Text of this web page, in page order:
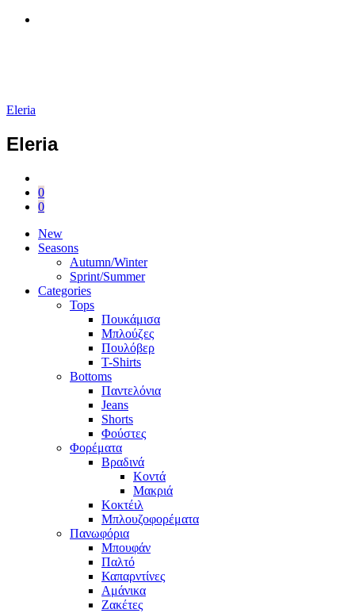
Eleria
Eleria
0
0
New
Seasons
Autumn/Winter
Sprint/Summer
Categories
Tops
Πουκάμισα
Μπλούζες
Πουλόβερ
T-Shirts
Bottoms
Παντελόνια
Jeans
Shorts
Φούστες
Φορέματα
Βραδινά
Κοντά
Μακριά
Κοκτέιλ
Μπλουζοφορέματα
Πανωφόρια
Μπουφάν
Παλτό
Καπαρντίνες
Αμάνικα
Ζακέτες